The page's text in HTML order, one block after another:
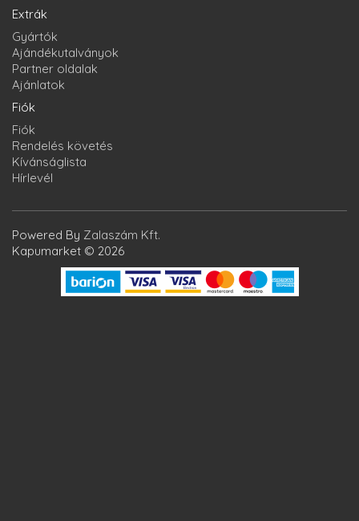
Extrák
Gyártók
Ajándékutalványok
Partner oldalak
Ajánlatok
Fiók
Fiók
Rendelés követés
Kívánságlista
Hírlevél
Powered By Zalaszám Kft.
Kapumarket © 2026